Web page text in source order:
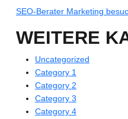
SEO-Berater Marketing
WEITERE
Uncategorized
Category 1
Category 2
Category 3
Category 4